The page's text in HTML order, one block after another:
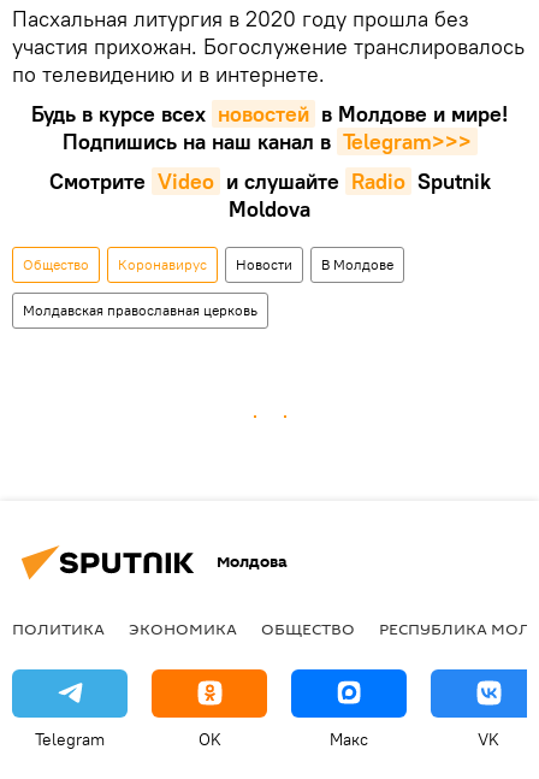
Пасхальная литургия в 2020 году прошла без
участия прихожан. Богослужение транслировалось
по телевидению и в интернете.
Будь в курсе всех новостей в Молдове и мире!
Подпишись на наш канал в Telegram>>>
Смотрите Video и слушайте Radio Sputnik
Moldova
Общество Коронавирус Новости В Молдове
Молдавская православная церковь
Молдова
ПОЛИТИКА ЭКОНОМИКА ОБЩЕСТВО РЕСПУБЛИКА
Telegram OK Макс VK